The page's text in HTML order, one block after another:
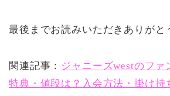
最後までお読みいただきありがと
関連記事： ジャニーズwestのファ
特典・値段は？入会方法・掛け持